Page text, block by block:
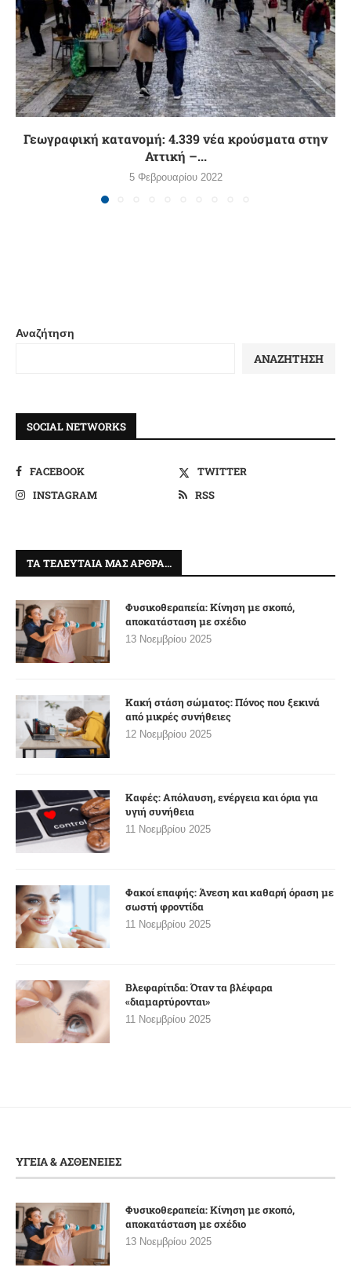
Γεωγραφική κατανομή: 4.339 νέα κρούσματα στην
Αττική –...
5 Φεβρουαρίου 2022
Αναζήτηση
ΑΝΑΖΉΤΗΣΗ
SOCIAL NETWORKS
FACEBOOK
TWITTER
INSTAGRAM
RSS
ΤΑ ΤΕΛΕΥΤΑΊΑ ΜΑΣ ΆΡΘΡΑ…
Φυσικοθεραπεία: Κίνηση με σκοπό,
αποκατάσταση με σχέδιο
13 Νοεμβρίου 2025
Κακή στάση σώματος: Πόνος που ξεκινά
από μικρές συνήθειες
12 Νοεμβρίου 2025
Καφές: Απόλαυση, ενέργεια και όρια για
υγιή συνήθεια
11 Νοεμβρίου 2025
Φακοί επαφής: Άνεση και καθαρή όραση με
σωστή φροντίδα
11 Νοεμβρίου 2025
Βλεφαρίτιδα: Όταν τα βλέφαρα
«διαμαρτύρονται»
11 Νοεμβρίου 2025
ΥΓΕΙΑ & ΑΣΘΕΝΕΙΕΣ
Φυσικοθεραπεία: Κίνηση με σκοπό,
αποκατάσταση με σχέδιο
13 Νοεμβρίου 2025